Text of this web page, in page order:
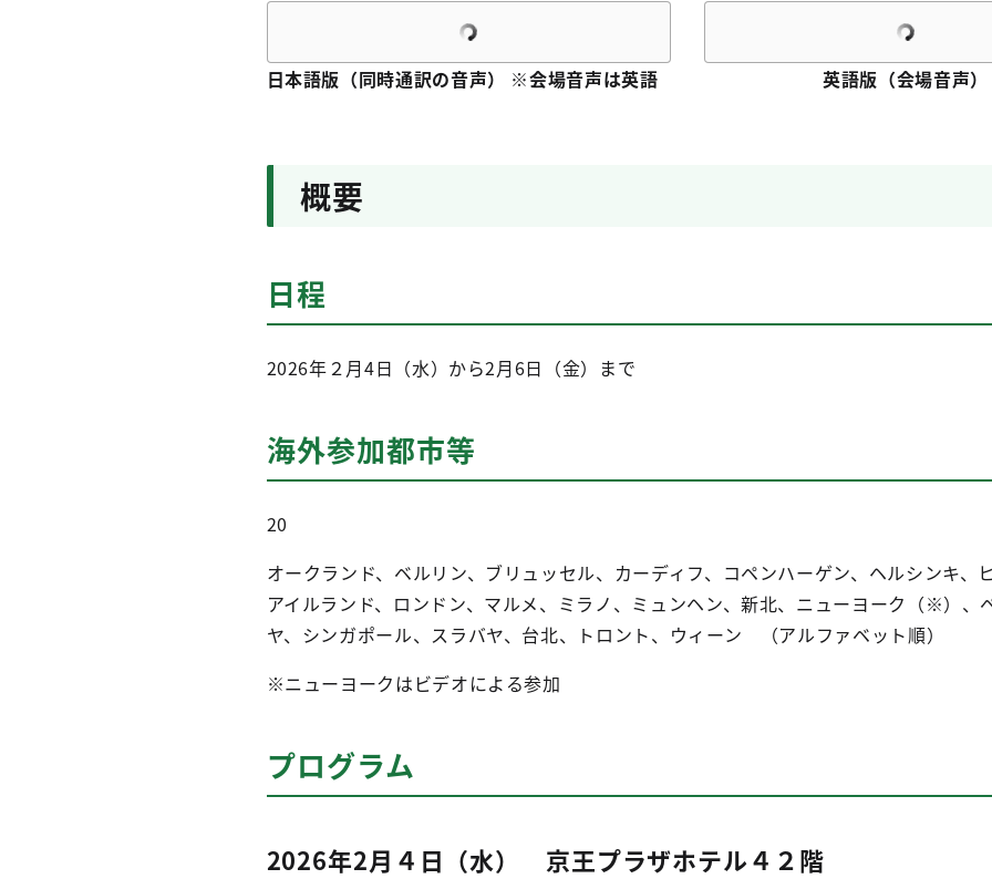
日本語版（同時通訳の音声） ※会場音声は英語 英語版（会場音声）
概要
日程
2026年２月4日（水）から2月6日（金）まで
海外参加都市等
20
オークランド、ベルリン、ブリュッセル、カーディフ、コペンハーゲン、ヘルシンキ、ヒ
アイルランド、ロンドン、マルメ、ミラノ、ミュンヘン、新北、ニューヨーク（※）、
ヤ、シンガポール、スラバヤ、台北、トロント、ウィーン （アルファベット順）
※ニューヨークはビデオによる参加
プログラム
2026年2月４日（水） 京王プラザホテル４２階